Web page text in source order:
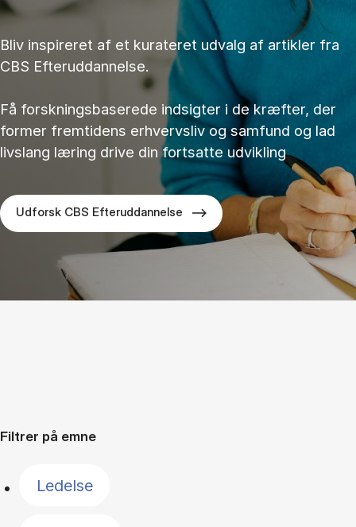
Bliv inspireret af et kurateret udvalg af artikler fra
CBS Efteruddannelse.
Få forskningsbaserede indsigter i de kræfter, der
former fremtidens erhvervsliv og samfund og lad
livslang læring drive din fortsatte udvikling
Udforsk CBS Efteruddannelse
Filtrer på emne
Ledelse